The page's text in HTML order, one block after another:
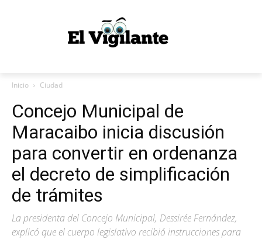
Inicio Ciudad
Concejo Municipal de
Maracaibo inicia discusión
para convertir en ordenanza
el decreto de simplificación
de trámites
La presidenta del Concejo Municipal, Dessirée Fernández,
explicó que el cuerpo legislativo recibió instrucciones para